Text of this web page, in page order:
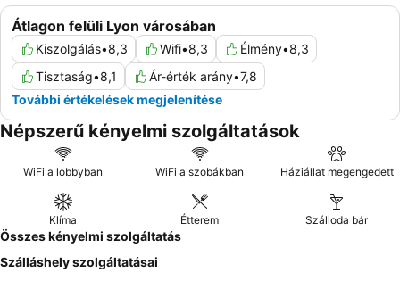
Átlagon felüli Lyon városában
Kiszolgálás•8,3 Wifi•8,3 Élmény•8,3
Tisztaság•8,1 Ár-érték arány•7,8
További értékelések megjelenítése
Népszerű kényelmi szolgáltatások
WiFi a lobbyban WiFi a szobákban Háziállat megengedett
Klíma Étterem Szálloda bár
Összes kényelmi szolgáltatás
Szálláshely szolgáltatásai